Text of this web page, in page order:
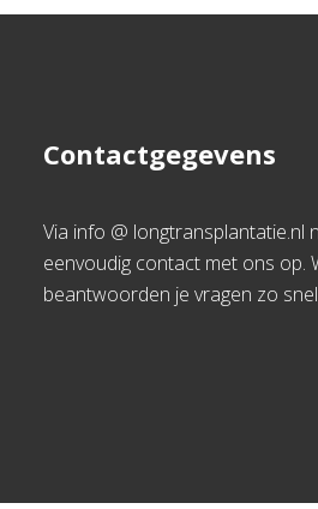
Contactgegevens
Via info @ longtransplantatie.nl
eenvoudig contact met ons op.
beantwoorden je vragen zo